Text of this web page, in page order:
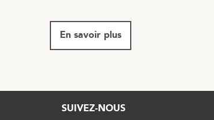
En savoir plus
SUIVEZ-NOUS